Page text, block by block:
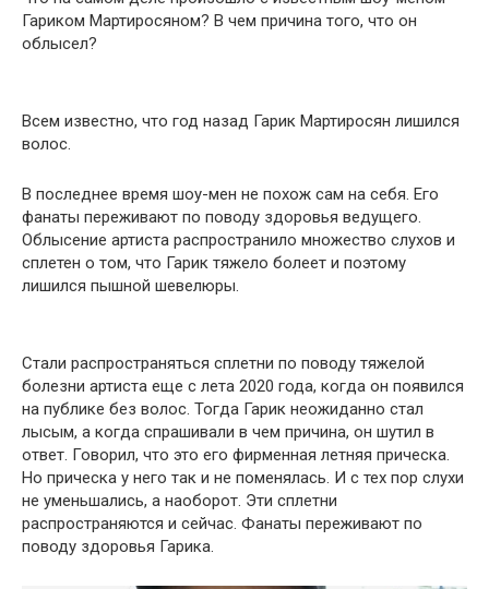
Гариком Мартиросяном? В чем причина того, что он
облысел?
Всем известно, что год назад Гарик Мартиросян лишился
волос.
В последнее время шоу-мен не похож сам на себя. Его
фанаты переживают по поводу здоровья ведущего.
Облысение артиста распространило множество слухов и
сплетен о том, что Гарик тяжело болеет и поэтому
лишился пышной шевелюры.
Стали распространяться сплетни по поводу тяжелой
болезни артиста еще с лета 2020 года, когда он появился
на публике без волос. Тогда Гарик неожиданно стал
лысым, а когда спрашивали в чем причина, он шутил в
ответ. Говорил, что это его фирменная летняя прическа.
Но прическа у него так и не поменялась. И с тех пор слухи
не уменьшались, а наоборот. Эти сплетни
распространяются и сейчас. Фанаты переживают по
поводу здоровья Гарика.